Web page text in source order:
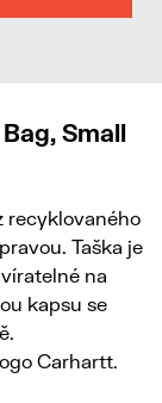
Small
recyklovaného
Taška je
na
kapsu se
Carhartt.